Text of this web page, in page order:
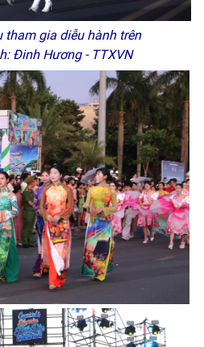
gia diễu hành trên
Đinh Hương - TTXVN